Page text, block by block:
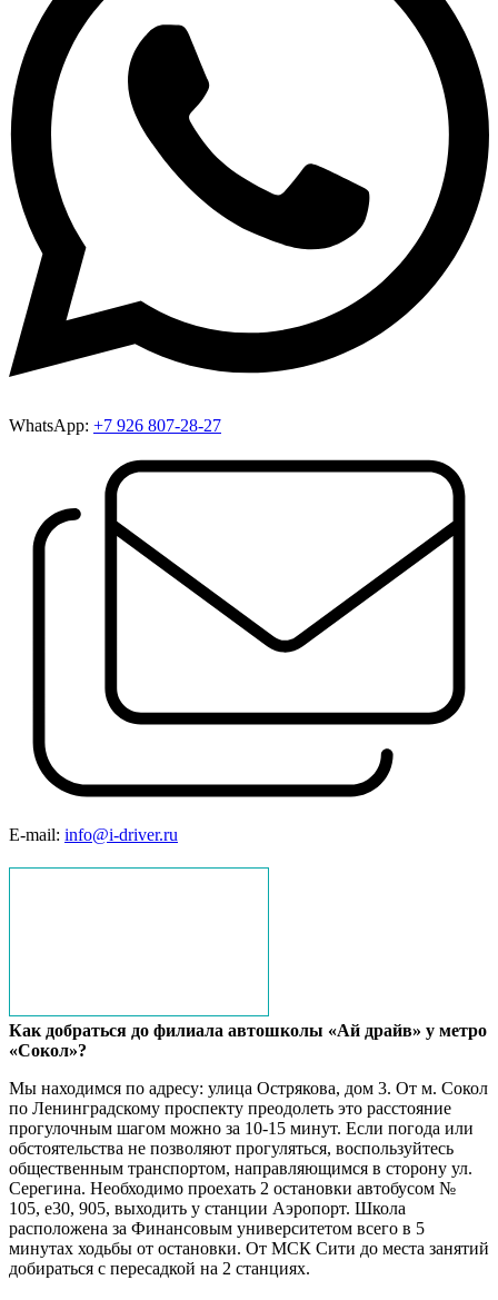
WhatsApp: +7 926 807-28-27
E-mail: info@i-driver.ru
Как добраться до филиала автошколы «Ай драйв» у метро
«Сокол»?
Мы находимся по адресу: улица Острякова, дом 3. От м. Сокол
по Ленинградскому проспекту преодолеть это расстояние
прогулочным шагом можно за 10-15 минут. Если погода или
обстоятельства не позволяют прогуляться, воспользуйтесь
общественным транспортом, направляющимся в сторону ул.
Серегина. Необходимо проехать 2 остановки автобусом №
105, е30, 905, выходить у станции Аэропорт. Школа
расположена за Финансовым университетом всего в 5
минутах ходьбы от остановки. От МСК Сити до места занятий
добираться с пересадкой на 2 станциях.